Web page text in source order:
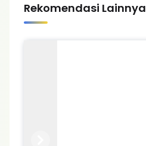
Rekomendasi Lainnya